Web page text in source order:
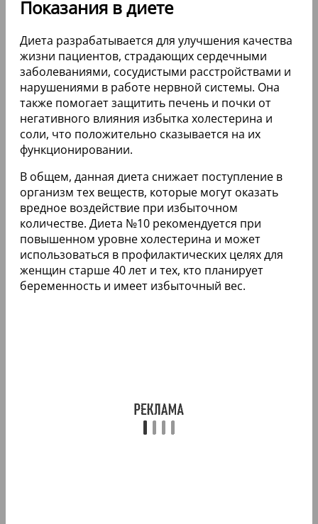
Показания в диете
Диета разрабатывается для улучшения качества
жизни пациентов, страдающих сердечными
заболеваниями, сосудистыми расстройствами и
нарушениями в работе нервной системы. Она
также помогает защитить печень и почки от
негативного влияния избытка холестерина и
соли, что положительно сказывается на их
функционировании.
В общем, данная диета снижает поступление в
организм тех веществ, которые могут оказать
вредное воздействие при избыточном
количестве. Диета №10 рекомендуется при
повышенном уровне холестерина и может
использоваться в профилактических целях для
женщин старше 40 лет и тех, кто планирует
беременность и имеет избыточный вес.